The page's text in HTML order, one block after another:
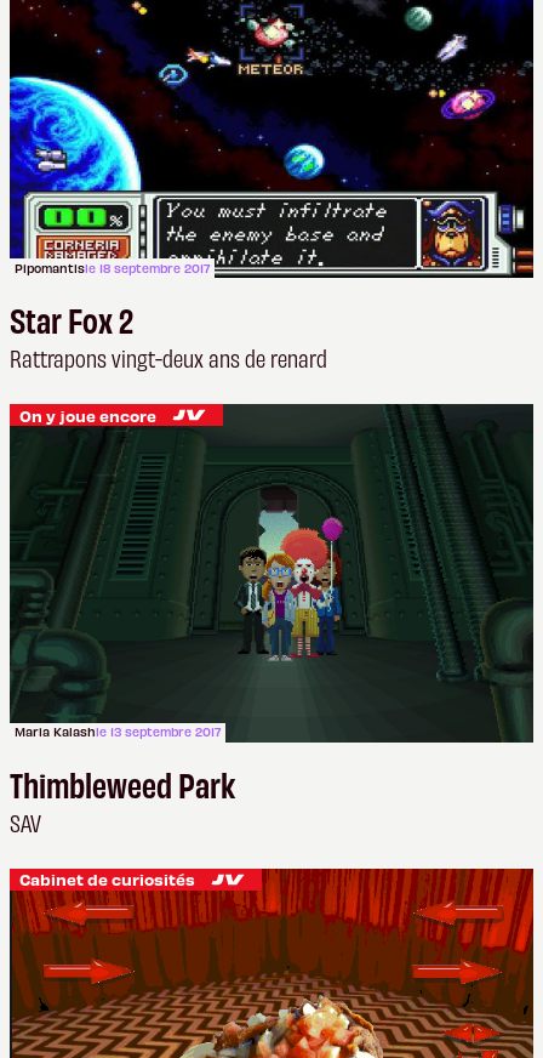
Pipomantisle 18 septembre 2017
Star Fox 2
Rattrapons vingt-deux ans de renard
On y joue encore
Maria Kalashle 13 septembre 2017
Thimbleweed Park
SAV
Cabinet de curiosités